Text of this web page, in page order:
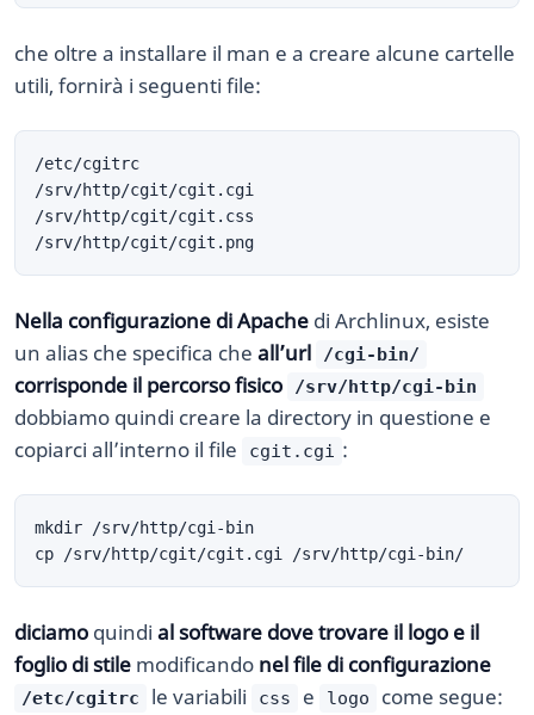
che oltre a installare il man e a creare alcune cartelle
utili, fornirà i seguenti file:
Nella configurazione di Apache di Archlinux, esiste
un alias che specifica che all’url /cgi-bin/
corrisponde il percorso fisico /srv/http/cgi-bin
dobbiamo quindi creare la directory in questione e
copiarci all’interno il file
cgit.cgi :
diciamo quindi al software dove trovare il logo e il
foglio di stile modificando nel file di configurazione
/etc/cgitrc le variabili css e logo come segue: